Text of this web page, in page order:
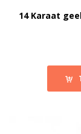
14 Karaat